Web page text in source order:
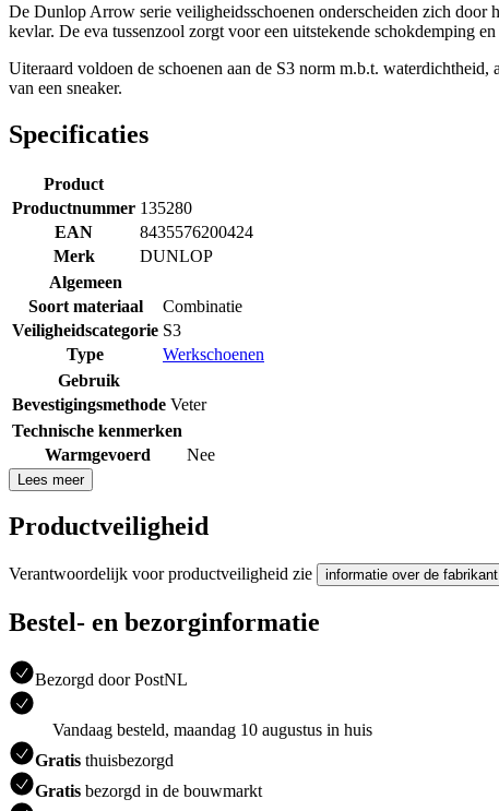
De Dunlop Arrow serie veiligheidsschoenen onderscheiden zich
kevlar. De eva tussenzool zorgt voor een uitstekende schokdemping
Uiteraard voldoen de schoenen aan de S3 norm m.b.t.
van een sneaker.
Specificaties
Product
Productnummer 135280
EAN
8435576200424
Merk
DUNLOP
Algemeen
Soort materiaal
Combinatie
Veiligheidscategorie S3
Type
Werkschoenen
Gebruik
Bevestigingsmethode Veter
Technische kenmerken
Warmgevoerd
Nee
Lees meer
Productveiligheid
Verantwoordelijk voor productveiligheid zie informatie over de fabrikant
Bestel- en bezorginformatie
Bezorgd door PostNL
Vandaag besteld, maandag 10 augustus in huis
Gratis thuisbezorgd
Gratis bezorgd in de bouwmarkt